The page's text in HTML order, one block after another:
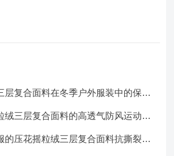
层复合面料在冬季户外服装中的保暖
绒三层复合面料的高透气防风运动服
的压花摇粒绒三层复合面料抗撕裂与